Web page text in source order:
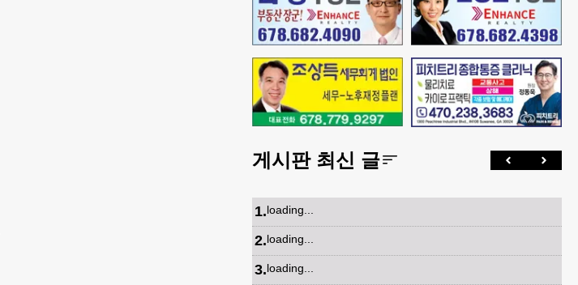
게시판 최신 글
1.loading...
2.loading...
3.loading...